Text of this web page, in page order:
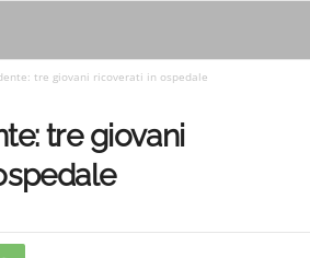
tre giovani ricoverati in ospedale
tre giovani